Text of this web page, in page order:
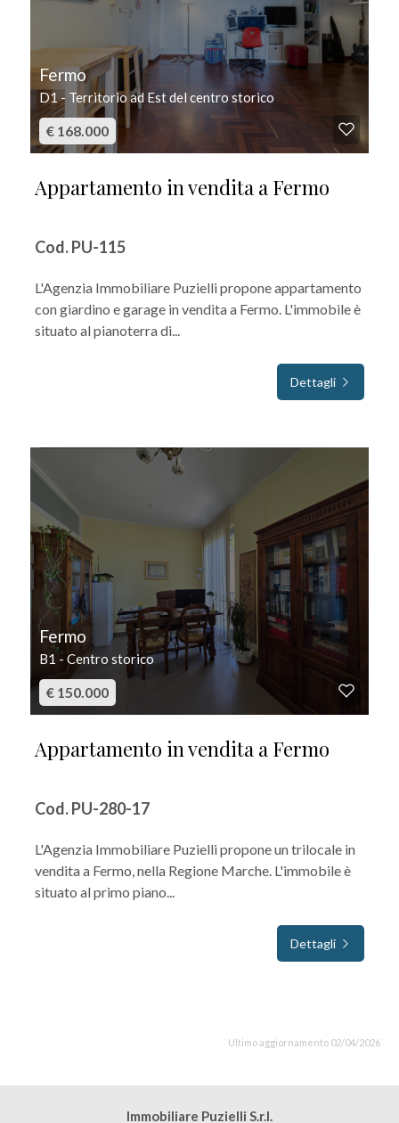
Fermo
D1 - Territorio ad Est del centro storico
€ 168.000
Appartamento in vendita a Fermo
Cod. PU-115
L'Agenzia Immobiliare Puzielli propone appartamento
con giardino e garage in vendita a Fermo. L'immobile è
situato al pianoterra di...
Dettagli
Fermo
B1 - Centro storico
€ 150.000
Appartamento in vendita a Fermo
Cod. PU-280-17
L'Agenzia Immobiliare Puzielli propone un trilocale in
vendita a Fermo, nella Regione Marche. L'immobile è
situato al primo piano...
Dettagli
Ultimo aggiornamento 02/04/2026
Immobiliare Puzielli S.r.l.